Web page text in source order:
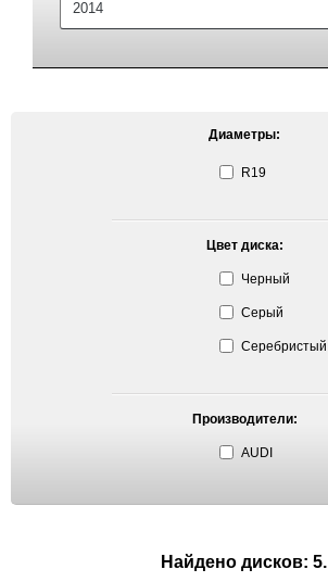
Диаметры:
R19
Цвет диска:
Черный
Серый
Серебристый
Производители:
AUDI
Найдено дисков: 5.